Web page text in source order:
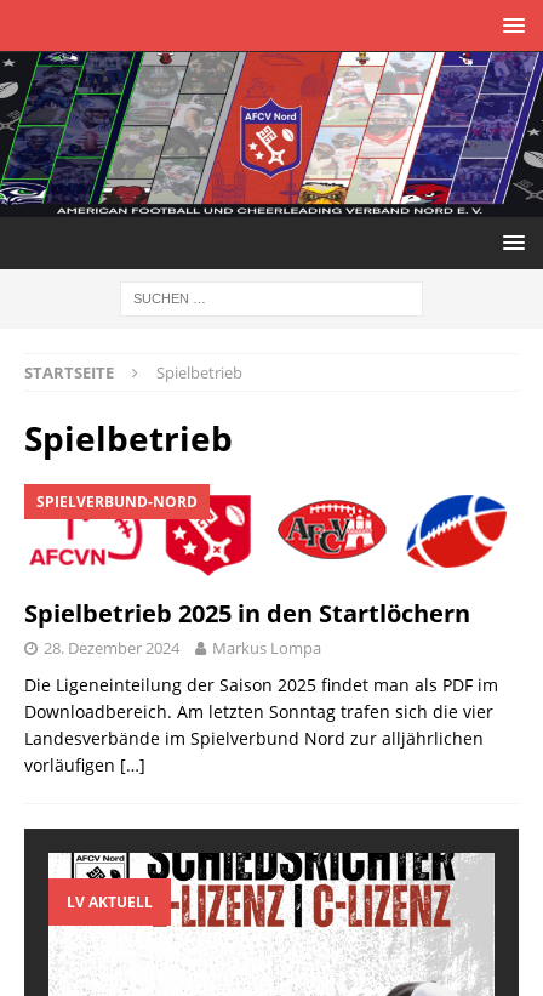
STARTSEITE Spielbetrieb
Spielbetrieb
SPIELVERBUND-NORD
Spielbetrieb 2025 in den Startlöchern
28. Dezember 2024 Markus Lompa
Die Ligeneinteilung der Saison 2025 findet man als PDF im
Downloadbereich. Am letzten Sonntag trafen sich die vier
Landesverbände im Spielverbund Nord zur alljährlichen
vorläufigen […]
LV AKTUELL